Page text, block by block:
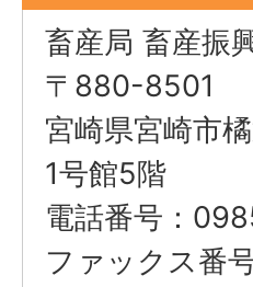
畜産局 畜産振
〒880-8501
宮崎県宮崎市
1号館5階
電話番号：
ファックス番